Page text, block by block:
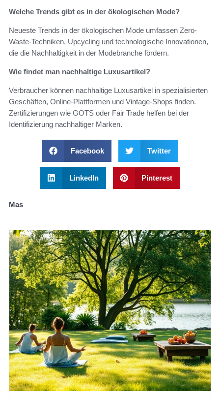
Welche Trends gibt es in der ökologischen Mode?
Neueste Trends in der ökologischen Mode umfassen Zero-
Waste-Techniken, Upcycling und technologische Innovationen,
die die Nachhaltigkeit in der Modebranche fördern.
Wie findet man nachhaltige Luxusartikel?
Verbraucher können nachhaltige Luxusartikel in spezialisierten
Geschäften, Online-Plattformen und Vintage-Shops finden.
Zertifizierungen wie GOTS oder Fair Trade helfen bei der
Identifizierung nachhaltiger Marken.
Facebook Twitter
LinkedIn Pinterest
Mas